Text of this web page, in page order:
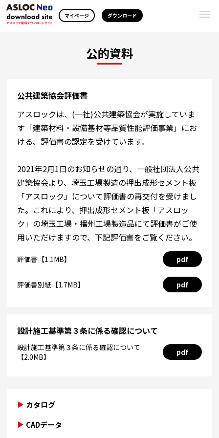
マイページ ダウンロード
公的資料
公共建築協会評価書
アスロックは、(一社)公共建築協会が実施していま
す「建築材料・設備基材等品質性能評価事業」にお
ける、評価書の認定を受けています。
2021年2月1日のお知らせの通り、一般社団法人公共
建築協会より、埼玉工場製造の押出成形セメント板
「アスロック」について評価書の再交付を受けまし
た。これにより、押出成形セメント板「アスロッ
ク」の埼玉工場・播州工場製造品にて評価書がご使
用いただけますので、下記評価書をご覧ください。
評価書【1.1MB】 pdf
評価書別紙【1.7MB】 pdf
設計施工基準第３条に係る確認について
設計施工基準第３条に係る確認について
【2.0MB】
pdf
カタログ
CADデータ